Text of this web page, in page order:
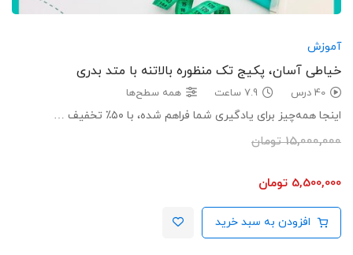
آموزش
خیاطی آسان، پکیج تک منظوره بالاتنه با متد بدری
40 درس 7.9 ساعت همه سطح‌ها
اینجا همه‌چیز برای یادگیری شما فراهم شده‌، با ۵۰٪ تخفیف …
15,000,000 تومان
5,500,000 تومان
افزودن به سبد خرید